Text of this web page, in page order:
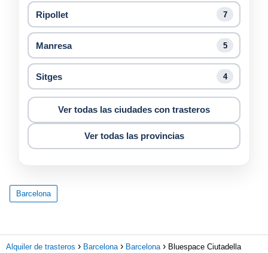
Ripollet 7
Manresa 5
Sitges 4
Ver todas las ciudades con trasteros
Ver todas las provincias
Barcelona
Alquiler de trasteros Barcelona Barcelona Bluespace Ciutadella